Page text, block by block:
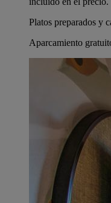
Platos preparados y
Aparcamiento